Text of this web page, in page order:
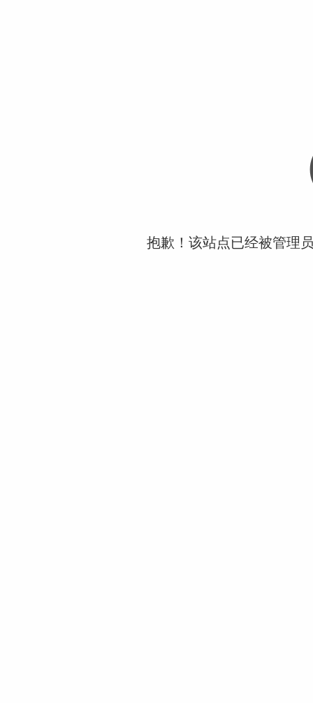
抱歉！该站点已经被管理